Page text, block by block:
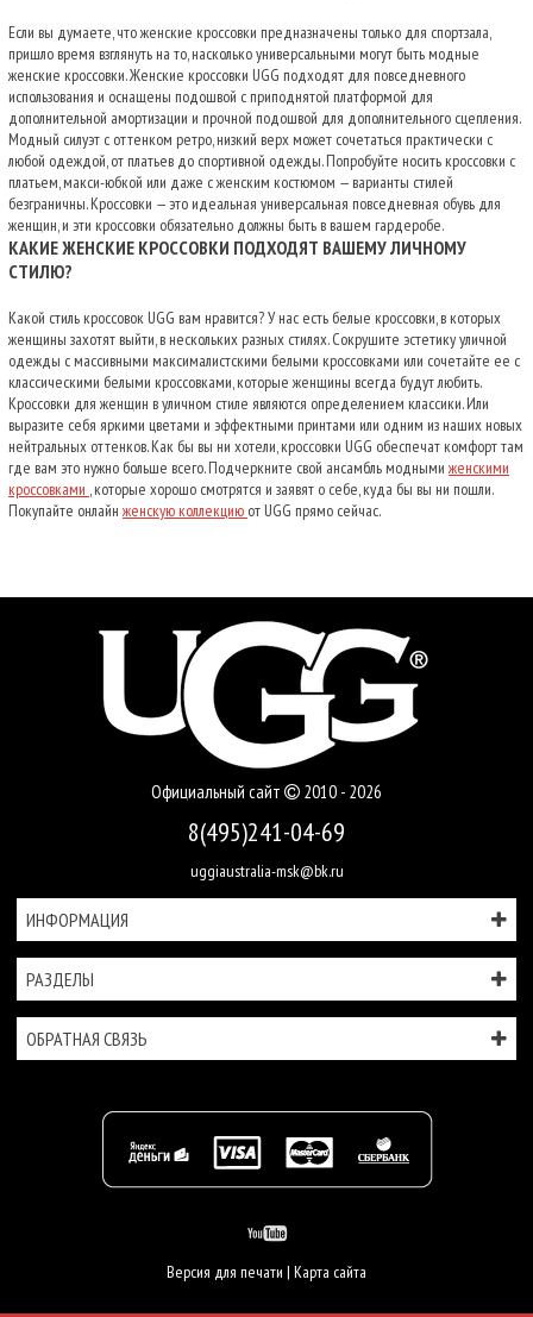
Если вы думаете, что женские кроссовки предназначены только для спортзала,
пришло время взглянуть на то, насколько универсальными могут быть модные
женские кроссовки. Женские кроссовки UGG подходят для повседневного
использования и оснащены подошвой с приподнятой платформой для
дополнительной амортизации и прочной подошвой для дополнительного сцепления.
Модный силуэт с оттенком ретро, ​​низкий верх может сочетаться практически с
любой одеждой, от платьев до спортивной одежды. Попробуйте носить кроссовки с
платьем, макси-юбкой или даже с женским костюмом — варианты стилей
безграничны. Кроссовки — это идеальная универсальная повседневная обувь для
женщин, и эти кроссовки обязательно должны быть в вашем гардеробе.
КАКИЕ ЖЕНСКИЕ КРОССОВКИ ПОДХОДЯТ ВАШЕМУ ЛИЧНОМУ
СТИЛЮ?
Какой стиль кроссовок UGG вам нравится? У нас есть белые кроссовки, в которых
женщины захотят выйти, в нескольких разных стилях. Сокрушите эстетику уличной
одежды с массивными максималистскими белыми кроссовками или сочетайте ее с
классическими белыми кроссовками, которые женщины всегда будут любить.
Кроссовки для женщин в уличном стиле являются определением классики. Или
выразите себя яркими цветами и эффектными принтами или одним из наших новых
нейтральных оттенков. Как бы вы ни хотели, кроссовки UGG обеспечат комфорт там,
где вам это нужно больше всего. Подчеркните свой ансамбль модными женскими
кроссовками , которые хорошо смотрятся и заявят о себе, куда бы вы ни пошли.
Покупайте онлайн женскую коллекцию от UGG прямо сейчас.
Официальный сайт 2010 - 2026
8(495)241-04-69
uggiaustralia-msk@bk.ru
ИНФОРМАЦИЯ
РАЗДЕЛЫ
ОБРАТНАЯ СВЯЗЬ
Версия для печати | Карта сайта